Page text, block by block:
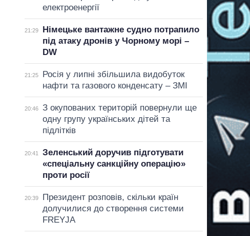
електроенергії
21:29
Німецьке вантажне судно потрапило
під атаку дронів у Чорному морі –
DW
21:25
Росія у липні збільшила видобуток
нафти та газового конденсату – ЗМІ
20:46
З окупованих територій повернули ще
одну групу українських дітей та
підлітків
20:41
Зеленський доручив підготувати
«спеціальну санкційну операцію»
проти росії
20:39
Президент розповів, скільки країн
долучилися до створення системи
FREYJA